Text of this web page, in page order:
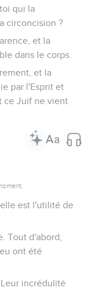
qui la
circoncision ?
et la
dans le corps.
et la
par l'Esprit et
ce Juif ne vient
est l'utilité de
Tout d'abord,
ont été
incrédulité